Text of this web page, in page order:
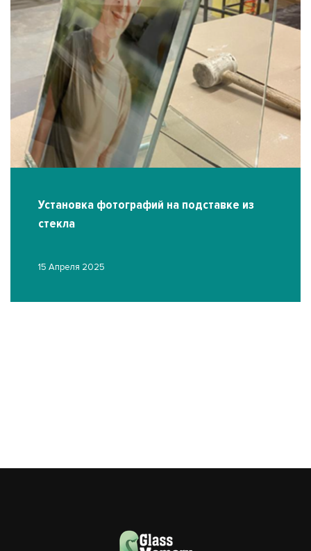
Установка фотографий на подставке из
стекла
15 Апреля 2025